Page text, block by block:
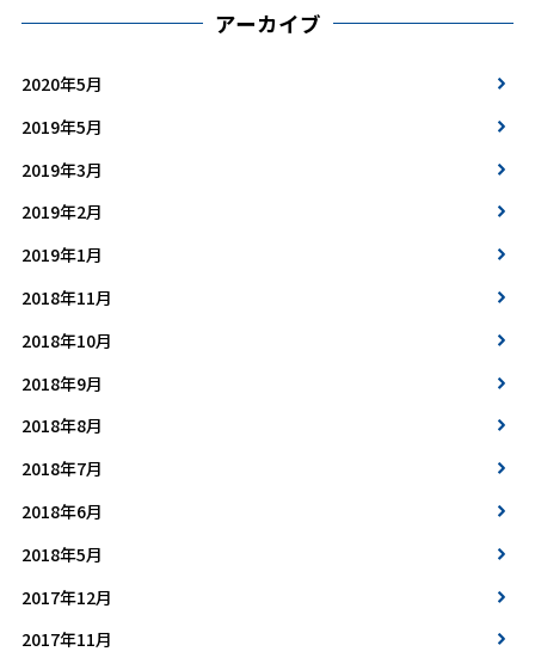
アーカイブ
2020年5月
2019年5月
2019年3月
2019年2月
2019年1月
2018年11月
2018年10月
2018年9月
2018年8月
2018年7月
2018年6月
2018年5月
2017年12月
2017年11月